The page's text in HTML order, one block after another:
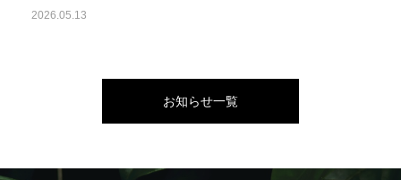
2026.05.13
お知らせ一覧